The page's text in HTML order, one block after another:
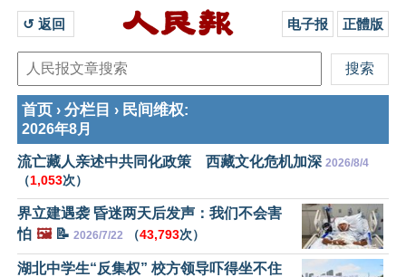
↺ 返回 电子报 正體版
首页 › 分栏目 › 民间维权:
2026年8月
流亡藏人亲述中共同化政策 西藏文化危机加深 2026/8/4
（1,053次）
界立建遇袭 昏迷两天后发声：我们不会害
怕 🖼️📝 2026/7/22 （43,793次）
湖北中学生“反集权” 校方领导吓得坐不住